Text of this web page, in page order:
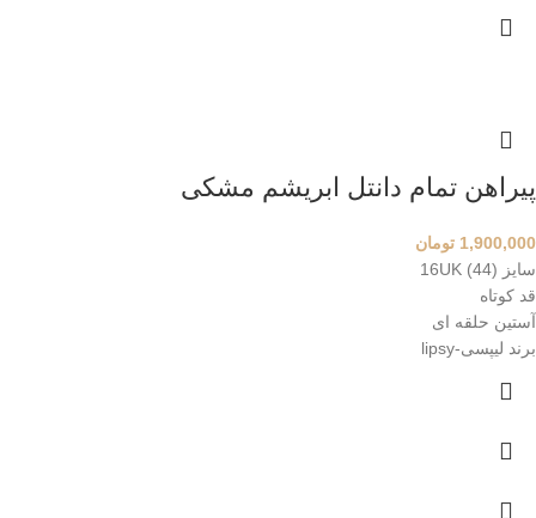
پیراهن تمام دانتل ابریشم مشکی
1,900,000 تومان
سایز 16UK (44)
قد کوتاه
آستین حلقه ای
برند لیپسی-lipsy